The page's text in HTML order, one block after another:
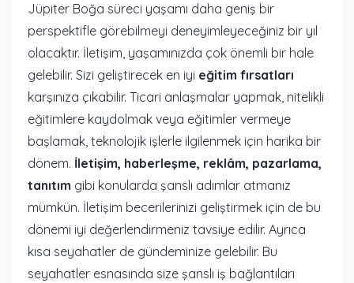
Jüpiter Boğa süreci yaşamı daha geniş bir
perspektifle görebilmeyi deneyimleyeceğiniz bir yıl
olacaktır. İletişim, yaşamınızda çok önemli bir hale
gelebilir. Sizi geliştirecek en iyi eğitim fırsatları
karşınıza çıkabilir. Ticari anlaşmalar yapmak, nitelikli
eğitimlere kaydolmak veya eğitimler vermeye
başlamak, teknolojik işlerle ilgilenmek için harika bir
dönem. İletişim, haberleşme, reklâm, pazarlama,
tanıtım gibi konularda şanslı adımlar atmanız
mümkün. İletişim becerilerinizi geliştirmek için de bu
dönemi iyi değerlendirmeniz tavsiye edilir. Ayrıca
kısa seyahatler de gündeminize gelebilir. Bu
seyahatler esnasında size şanslı iş bağlantıları